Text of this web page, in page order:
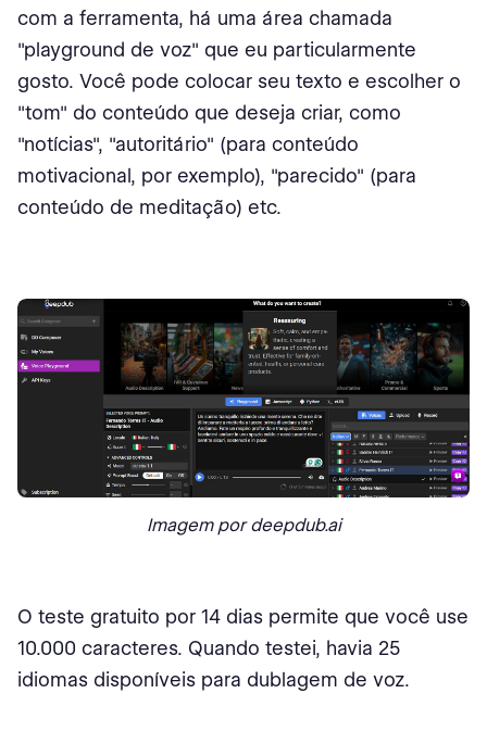
com a ferramenta, há uma área chamada
"playground de voz" que eu particularmente
gosto. Você pode colocar seu texto e escolher o
"tom" do conteúdo que deseja criar, como
"notícias", "autoritário" (para conteúdo
motivacional, por exemplo), "parecido" (para
conteúdo de meditação) etc.
Imagem por deepdub.ai
O teste gratuito por 14 dias permite que você use
10.000 caracteres. Quando testei, havia 25
idiomas disponíveis para dublagem de voz.